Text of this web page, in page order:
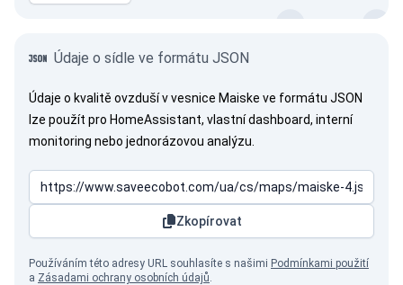
Údaje o sídle ve formátu JSON
Údaje o kvalitě ovzduší v vesnice Maiske ve formátu JSON
lze použít pro HomeAssistant, vlastní dashboard, interní
monitoring nebo jednorázovou analýzu.
Zkopírovat
Používáním této adresy URL souhlasíte s našimi Podmínkami použití
a Zásadami ochrany osobních údajů.